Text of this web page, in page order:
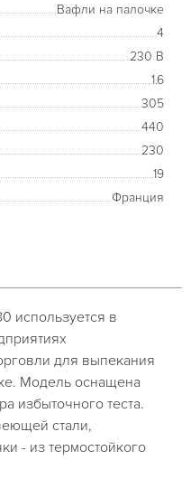
Вафли на палочке
4
230 В
1.6
305
440
230
19
Франция
используется в
для выпекания
Модель оснащена
избыточного теста.
стали,
- из термостойкого